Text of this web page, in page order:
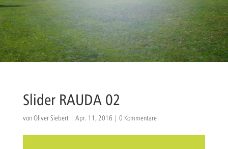
Your content goes here. Edit or remove this text inline or in the
module Content settings. You can also style every aspect of this
content in the module Design settings and even apply custom CSS
to this text in the module Advanced settings.
Slider RAUDA 02
vonOliver Siebert| Apr. 11, 2016 | 0 Kommentare